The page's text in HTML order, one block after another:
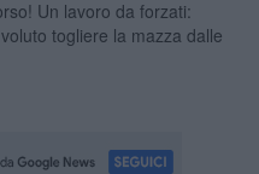
Un lavoro da forzati:
togliere la mazza dalle